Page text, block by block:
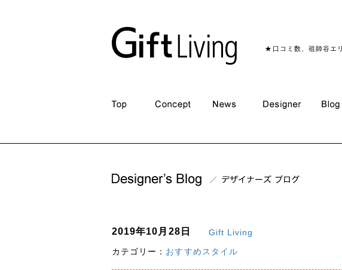
★口コミ数、祖師谷エ
2019年10月28日
Gift Living
カテゴリー： おすすめスタイル